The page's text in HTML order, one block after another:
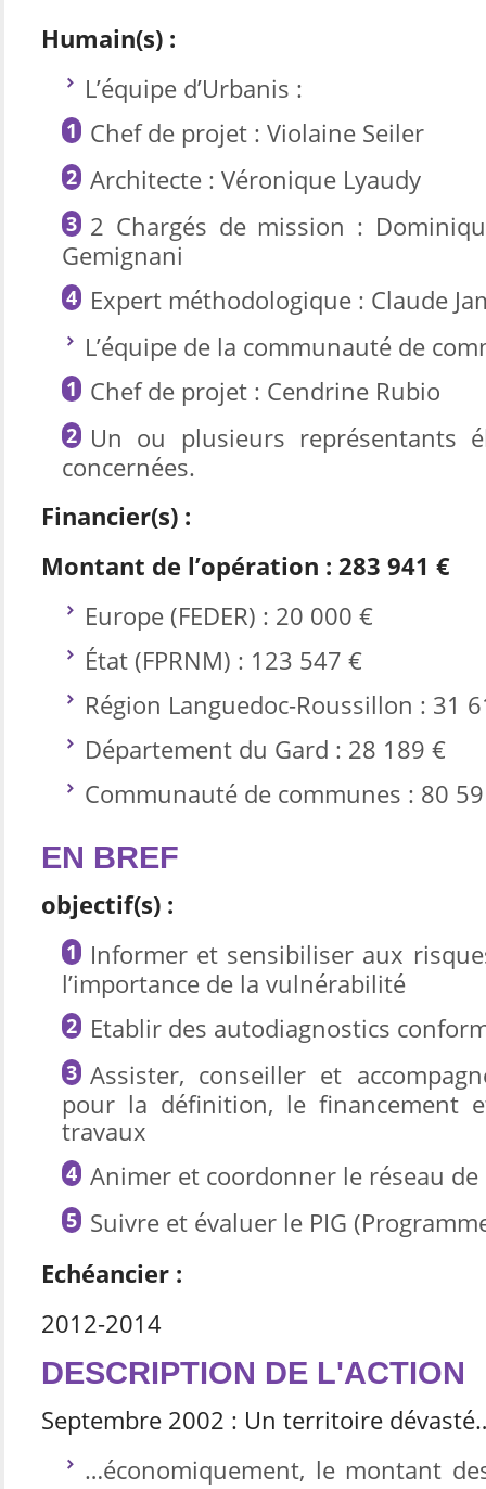
Humain(s) :
L’équipe d’Urbanis :
Chef de projet : Violaine Seiler
Architecte : Véronique Lyaudy
2 Chargés de mission :
Gemignani
Expert méthodologique : Claude
L’équipe de la communauté de
Chef de projet : Cendrine Rubio
Un ou plusieurs représentants
concernées.
Financier(s) :
Montant de l’opération : 283 941 €
Europe (FEDER) : 20 000 €
État (FPRNM) : 123 547 €
Région Languedoc-Roussillon : 31
Département du Gard : 28 189 €
Communauté de communes : 80
EN BREF
objectif(s) :
Informer et sensibiliser aux
l’importance de la vulnérabilité
Etablir des autodiagnostics
Assister, conseiller et
pour la définition, le financement
travaux
Animer et coordonner le réseau
Suivre et évaluer le PIG
Echéancier :
2012-2014
DESCRIPTION DE L'ACTION
Septembre 2002 : Un territoire
…économiquement, le montant